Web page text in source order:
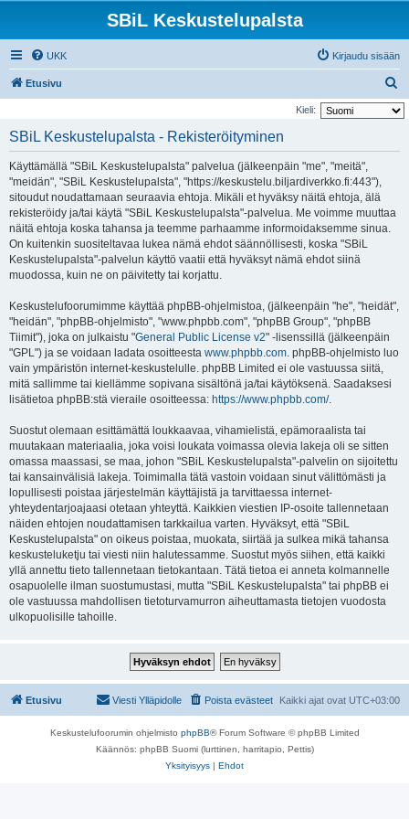
SBiL Keskustelupalsta
UKK Kirjaudu sisään
Etusivu
t
Kieli:
SBiL Keskustelupalsta - Rekisteröityminen
Käyttämällä "SBiL Keskustelupalsta" palvelua (jälkeenpäin "me", "meitä",
"meidän", "SBiL Keskustelupalsta", "https://keskustelu.biljardiverkko.fi:443"),
sitoudut noudattamaan seuraavia ehtoja. Mikäli et hyväksy näitä ehtoja, älä
rekisteröidy ja/tai käytä "SBiL Keskustelupalsta"-palvelua. Me voimme muuttaa
näitä ehtoja koska tahansa ja teemme parhaamme informoidaksemme sinua.
On kuitenkin suositeltavaa lukea nämä ehdot säännöllisesti, koska "SBiL
Keskustelupalsta"-palvelun käyttö vaatii että hyväksyt nämä ehdot siinä
muodossa, kuin ne on päivitetty tai korjattu.
Keskustelufoorumimme käyttää phpBB-ohjelmistoa, (jälkeenpäin "he", "heidät",
"heidän", "phpBB-ohjelmisto", "www.phpbb.com", "phpBB Group", "phpBB
Tiimit"), joka on julkaistu "General Public License v2" -lisenssillä (jälkeenpäin
"GPL") ja se voidaan ladata osoitteesta www.phpbb.com. phpBB-ohjelmisto luo
vain ympäristön internet-keskustelulle. phpBB Limited ei ole vastuussa siitä,
mitä sallimme tai kiellämme sopivana sisältönä ja/tai käytöksenä. Saadaksesi
lisätietoa phpBB:stä vieraile osoitteessa: https://www.phpbb.com/.
Suostut olemaan esittämättä loukkaavaa, vihamielistä, epämoraalista tai
muutakaan materiaalia, joka voisi loukata voimassa olevia lakeja oli se sitten
omassa maassasi, se maa, johon "SBiL Keskustelupalsta"-palvelin on sijoitettu
tai kansainvälisiä lakeja. Toimimalla tätä vastoin voidaan sinut välittömästi ja
lopullisesti poistaa järjestelmän käyttäjistä ja tarvittaessa internet-
yhteydentarjoajaasi otetaan yhteyttä. Kaikkien viestien IP-osoite tallennetaan
näiden ehtojen noudattamisen tarkkailua varten. Hyväksyt, että "SBiL
Keskustelupalsta" on oikeus poistaa, muokata, siirtää ja sulkea mikä tahansa
keskusteluketju tai viesti niin halutessamme. Suostut myös siihen, että kaikki
yllä annettu tieto tallennetaan tietokantaan. Tätä tietoa ei anneta kolmannelle
osapuolelle ilman suostumustasi, mutta "SBiL Keskustelupalsta" tai phpBB ei
ole vastuussa mahdollisen tietoturvamurron aiheuttamasta tietojen vuodosta
ulkopuolisille tahoille.
Etusivu Kaikki ajat ovat UTC+03:00
Poista evästeet
Viesti Ylläpidolle
Keskustelufoorumin ohjelmisto phpBB® Forum Software © phpBB Limited
Käännös: phpBB Suomi (lurttinen, harritapio, Pettis)
Yksityisyys | Ehdot